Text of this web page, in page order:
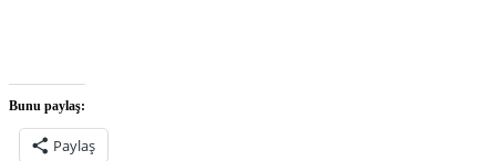
Bunu paylaş:
Paylaş